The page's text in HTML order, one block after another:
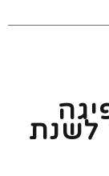
ספיגה
לשנת